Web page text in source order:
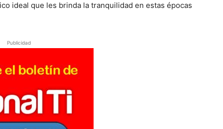
ideal que les brinda la tranquilidad en estas épocas
Publicidad